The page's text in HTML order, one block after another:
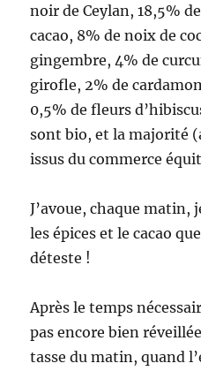
noir de Ceylan, 18,5%
cacao, 8% de noix de
gingembre, 4% de
girofle, 2% de
0,5% de fleurs
sont bio, et la majorité
issus du commerce
J’avoue, chaque
les épices et le cacao
déteste !
Après le temps
pas encore bien
tasse du matin, quand